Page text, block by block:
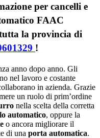
per cancelli e
FAAC
la provincia di
!
anno dopo anno. Gli
nel lavoro e costante
in azienda. Grazie
un ruolo di prim’ordine
nella scelta della corretta
automatico, oppure la
o ancora migliorare il
di una porta automatica.